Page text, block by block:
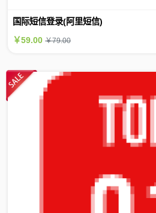
国际短信登录(阿里短信)
￥59.00 ￥79.00